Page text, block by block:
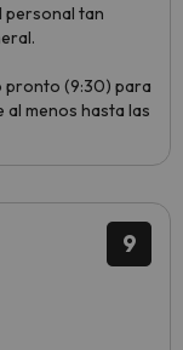
personal tan
pronto (9:30) para
al menos hasta las
9